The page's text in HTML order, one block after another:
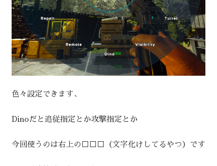
色々設定できます、
Dinoだと追従指定とか攻撃指定とか
今回使うのは右上の□□□（文字化けしてるやつ）です